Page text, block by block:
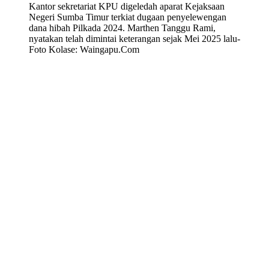
Kantor sekretariat KPU digeledah aparat Kejaksaan
Negeri Sumba Timur terkiat dugaan penyelewengan
dana hibah Pilkada 2024. Marthen Tanggu Rami,
nyatakan telah dimintai keterangan sejak Mei 2025 lalu-
Foto Kolase: Waingapu.Com